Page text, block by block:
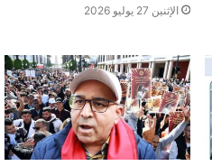
الإثنين 27 يوليو 2026